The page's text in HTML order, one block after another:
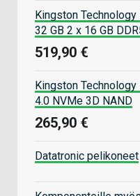
Kingston
32 GB 2 x 16 GB
519,90 €
Kingston
4.0 NVMe 3D NAND
265,90 €
Datatronic pelikoneet